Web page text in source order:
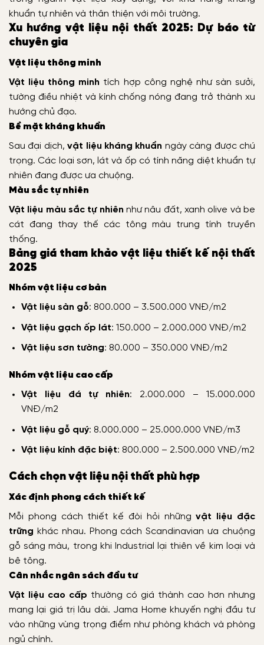
khuẩn tự nhiên và thân thiện với môi trường.
Xu hướng vật liệu nội thất 2025: Dự báo từ
chuyên gia
Vật liệu thông minh
Vật liệu thông minh tích hợp công nghệ như sàn sưởi,
tường điều nhiệt và kính chống nóng đang trở thành xu
hướng chủ đạo.
Bề mặt kháng khuẩn
Sau đại dịch,vật liệu kháng khuẩn ngày càng được chú
trọng. Các loại sơn, lát và ốp có tính năng diệt khuẩn tự
nhiên đang được ưa chuộng.
Màu sắc tự nhiên
Vật liệu màu sắc tự nhiên như nâu đất, xanh olive và be
cát đang thay thế các tông màu trung tính truyền
thống.
Bảng giá tham khảo vật liệu thiết kế nội thất
2025
Nhóm vật liệu cơ bản
Vật liệu sàn gỗ: 800.000 – 3.500.000 VNĐ/m2
Vật liệu gạch ốp lát: 150.000 – 2.000.000 VNĐ/m2
Vật liệu sơn tường: 80.000 – 350.000 VNĐ/m2
Nhóm vật liệu cao cấp
Vật liệu đá tự nhiên: 2.000.000 – 15.000.000
VNĐ/m2
Vật liệu gỗ quý: 8.000.000 – 25.000.000 VNĐ/m3
Vật liệu kính đặc biệt: 800.000 – 2.500.000 VNĐ/m2
Cách chọn vật liệu nội thất phù hợp
Xác định phong cách thiết kế
Mỗi phong cách thiết kế đòi hỏi nhữngvật liệu đặc
trững khác nhau. Phong cách Scandinavian ưa chuộng
gỗ sáng màu, trong khi Industrial lại thiên về kim loại và
bê tông.
Cân nhắc ngân sách đầu tư
Vật liệu cao cấp thường có giá thành cao hơn nhưng
mang lại giá trị lâu dài. Jama Home khuyến nghị đầu tư
vào những vùng trọng điểm như phòng khách và phòng
ngủ chính.